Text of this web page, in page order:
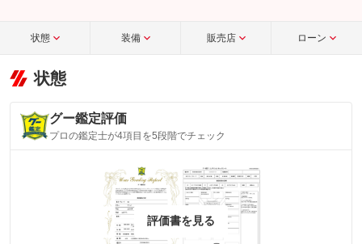
状態 装備 販売店 ローン
状態
グー鑑定評価
プロの鑑定士が4項目を5段階でチェック
評価書を見る